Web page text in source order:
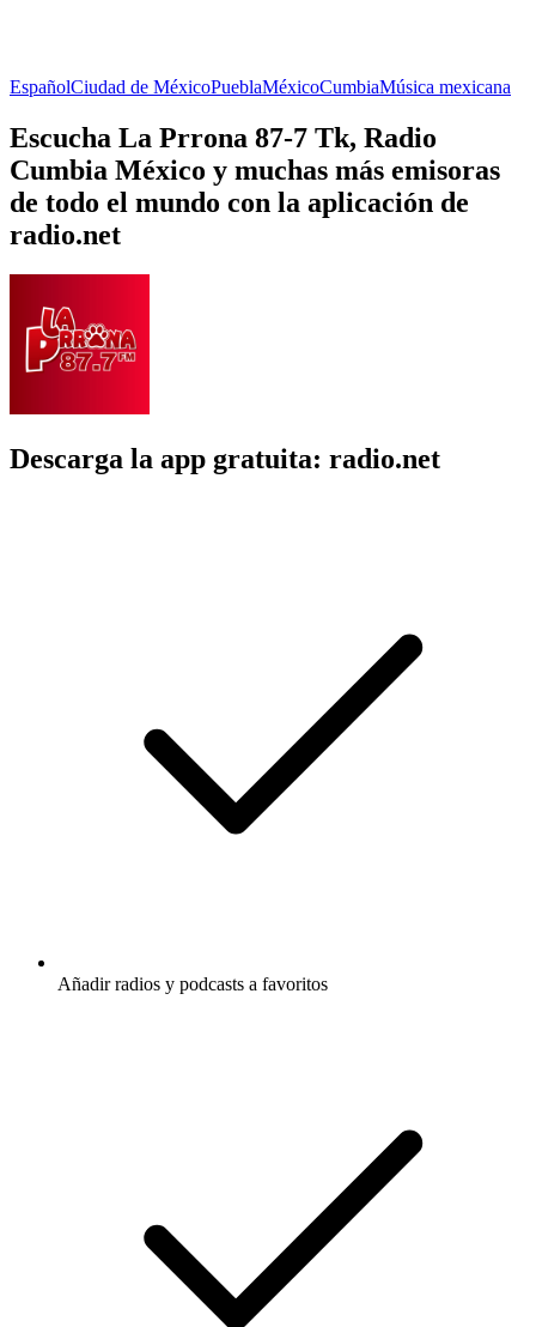
EspañolCiudad de MéxicoPueblaMéxicoCumbiaMúsica mexicana
Escucha La Prrona 87-7 Tk, Radio
Cumbia México y muchas más emisoras
de todo el mundo con la aplicación de
radio.net
Descarga la app gratuita: radio.net
Añadir radios y podcasts a favoritos